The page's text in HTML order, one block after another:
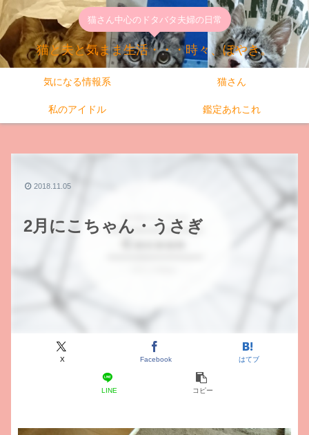
猫さん中心のドタバタ夫婦の日常
猫と夫と気まま生活・・・時々、ぼやき。
気になる情報系 猫さん
私のアイドル 鑑定あれこれ
2月にこちゃん・うさぎ
X Facebook はてブ
LINE コピー
2018.11.05